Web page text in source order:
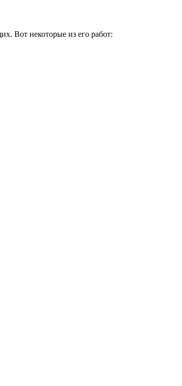
Вот некоторые из его работ: